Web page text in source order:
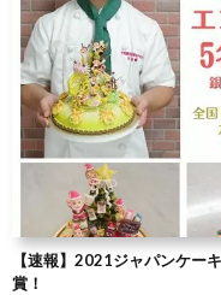
【速報】2021ジャパンケー
賞！